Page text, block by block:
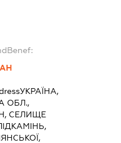
УКРАЇНА,
ОБЛ.,
СЕЛИЩЕ